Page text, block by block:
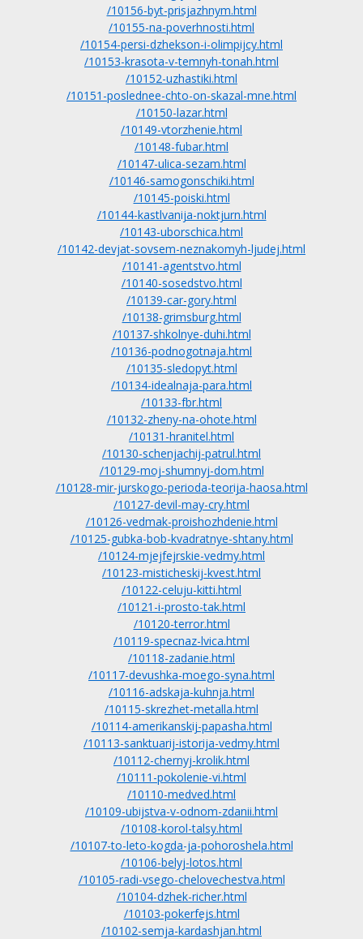
/10156-byt-prisjazhnym.html
/10155-na-poverhnosti.html
/10154-persi-dzhekson-i-olimpijcy.html
/10153-krasota-v-temnyh-tonah.html
/10152-uzhastiki.html
/10151-poslednee-chto-on-skazal-mne.html
/10150-lazar.html
/10149-vtorzhenie.html
/10148-fubar.html
/10147-ulica-sezam.html
/10146-samogonschiki.html
/10145-poiski.html
/10144-kastlvanija-noktjurn.html
/10143-uborschica.html
/10142-devjat-sovsem-neznakomyh-ljudej.html
/10141-agentstvo.html
/10140-sosedstvo.html
/10139-car-gory.html
/10138-grimsburg.html
/10137-shkolnye-duhi.html
/10136-podnogotnaja.html
/10135-sledopyt.html
/10134-idealnaja-para.html
/10133-fbr.html
/10132-zheny-na-ohote.html
/10131-hranitel.html
/10130-schenjachij-patrul.html
/10129-moj-shumnyj-dom.html
/10128-mir-jurskogo-perioda-teorija-haosa.html
/10127-devil-may-cry.html
/10126-vedmak-proishozhdenie.html
/10125-gubka-bob-kvadratnye-shtany.html
/10124-mjejfejrskie-vedmy.html
/10123-misticheskij-kvest.html
/10122-celuju-kitti.html
/10121-i-prosto-tak.html
/10120-terror.html
/10119-specnaz-lvica.html
/10118-zadanie.html
/10117-devushka-moego-syna.html
/10116-adskaja-kuhnja.html
/10115-skrezhet-metalla.html
/10114-amerikanskij-papasha.html
/10113-sanktuarij-istorija-vedmy.html
/10112-chernyj-krolik.html
/10111-pokolenie-vi.html
/10110-medved.html
/10109-ubijstva-v-odnom-zdanii.html
/10108-korol-talsy.html
/10107-to-leto-kogda-ja-pohoroshela.html
/10106-belyj-lotos.html
/10105-radi-vsego-chelovechestva.html
/10104-dzhek-richer.html
/10103-pokerfejs.html
/10102-semja-kardashjan.html